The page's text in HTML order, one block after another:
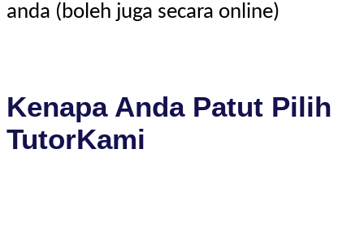
anda (boleh juga secara online)
Kenapa Anda Patut Pilih
TutorKami